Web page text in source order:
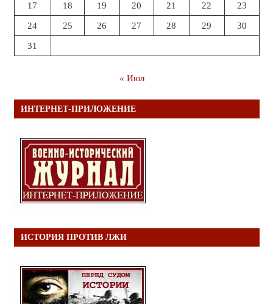
17 18 19 20 21 22 23
24 25 26 27 28 29 30
31
« Июл
ИНТЕРНЕТ-ПРИЛОЖЕНИЕ
ИСТОРИЯ ПРОТИВ ЛЖИ